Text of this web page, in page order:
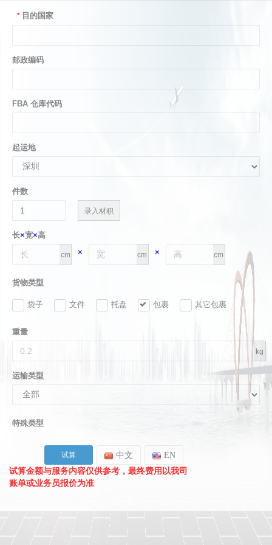
* 目的国家
邮政编码
FBA 仓库代码
起运地
件数
录入材积
长×宽×高
cm × cm × cm
货物类型
袋子 文件 托盘 包裹 其它包裹
重量
kg
运输类型
特殊类型
中文 EN
试算金额与服务内容仅供参考，最终费用以我司
账单或业务员报价为准